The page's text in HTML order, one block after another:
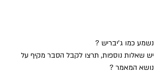
נשמע כמו ג'יבריש ?
יש שאלות נוספות, תרצו לקבל הסבר מקיף על
נושא המאמר ?